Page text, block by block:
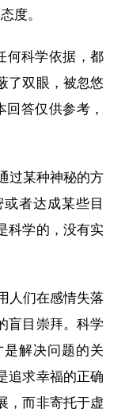
度。
何科学依据，都
了双眼，被忽悠
答仅供参考，
过某种神秘的方
者达成某些目
科学的，没有实
人们在感情失落
盲目崇拜。科学
解决问题的关
追求幸福的正确
，而非寄托于虚